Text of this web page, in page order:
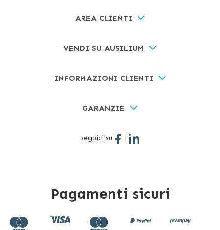
AREA CLIENTI
VENDI SU AUSILIUM
INFORMAZIONI CLIENTI
GARANZIE
seguici su |
Pagamenti sicuri